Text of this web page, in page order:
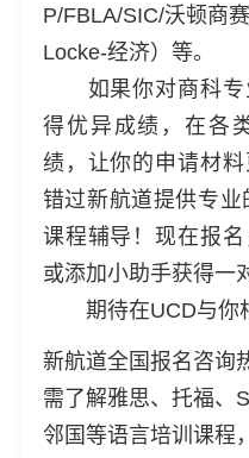
P/FBLA/SIC/沃顿商
Locke-经济）等。
如果你对商科专
得优异成绩，在各
绩，让你的申请材
错过新航道提供专
课程辅导！现在报
或添加小助手获得一
期待在UCD与你
新航道全国报名咨询
需了解雅思、托福、
邻国等语言培训课程